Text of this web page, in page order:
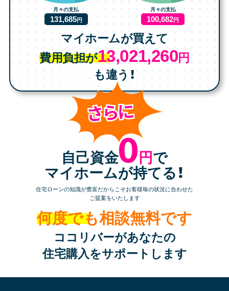
月々の支払
131,685円
月々の支払
100,682円
マイホームが買えて
費用負担が13,021,260円
も違う！
自己資金0円で
マイホームが持てる！
住宅ローンの知識が豊富だからこそお客様毎の状況に合わせた
ご提案をいたします
何度でも相談無料です
ココリバーがあなたの
住宅購入をサポートします